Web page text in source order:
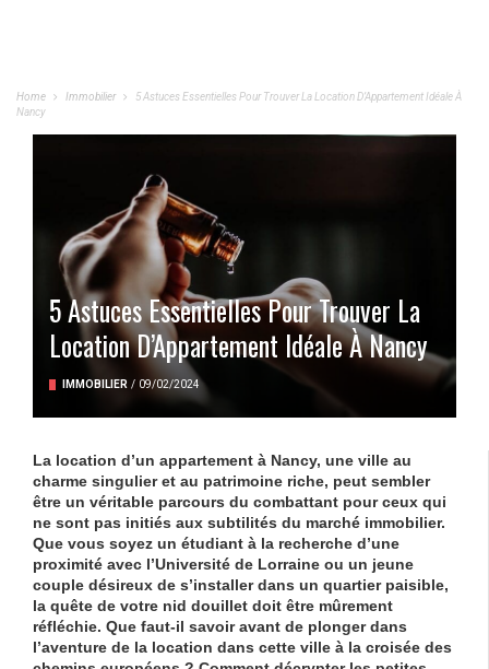
Home Immobilier
5 Astuces Essentielles Pour Trouver La Location D’Appartement Idéale À
Nancy
5 Astuces Essentielles Pour Trouver La
Location D’Appartement Idéale À Nancy
IMMOBILIER / 09/02/2024
La location d’un appartement à Nancy, une ville au
charme singulier et au patrimoine riche, peut sembler
être un véritable parcours du combattant pour ceux qui
ne sont pas initiés aux subtilités du marché immobilier.
Que vous soyez un étudiant à la recherche d’une
proximité avec l’Université de Lorraine ou un jeune
couple désireux de s’installer dans un quartier paisible,
la quête de votre nid douillet doit être mûrement
réfléchie. Que faut-il savoir avant de plonger dans
l’aventure de la location dans cette ville à la croisée des